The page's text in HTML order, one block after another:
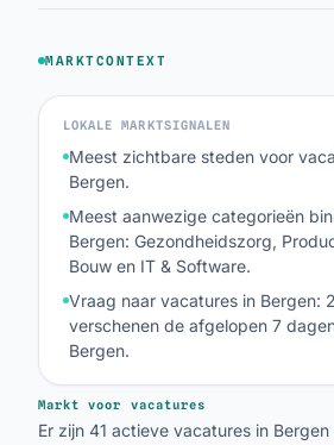
MARKTCONTEXT
LOKALE MARKTSIGNALEN
Meest zichtbare steden voor
Bergen.
Meest aanwezige categorieën
Bergen: Gezondheidszorg,
Bouw en IT & Software.
Vraag naar vacatures in Bergen:
verschenen de afgelopen 7
Bergen.
Markt voor vacatures
Er zijn 41 actieve vacatures in